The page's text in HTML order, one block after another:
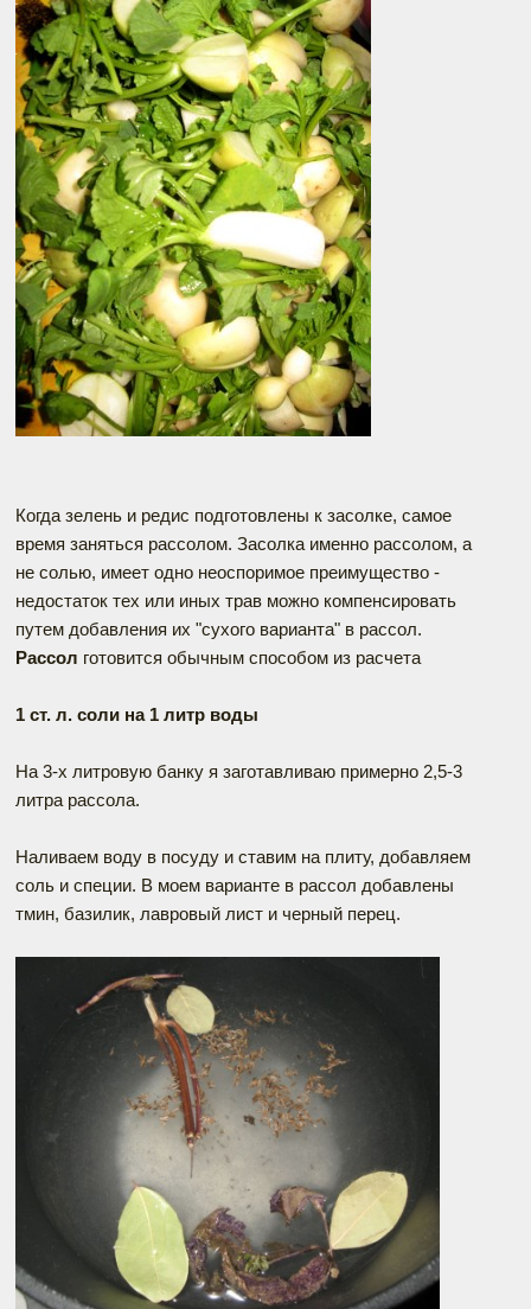
Когда зелень и редис подготовлены к засолке, самое
время заняться рассолом. Засолка именно рассолом, а
не солью, имеет одно неоспоримое преимущество -
недостаток тех или иных трав можно компенсировать
путем добавления их "сухого варианта" в рассол.
Рассол готовится обычным способом из расчета
1 ст. л. соли на 1 литр воды
На 3-х литровую банку я заготавливаю примерно 2,5-3
литра рассола.
Наливаем воду в посуду и ставим на плиту, добавляем
соль и специи. В моем варианте в рассол добавлены
тмин, базилик, лавровый лист и черный перец.